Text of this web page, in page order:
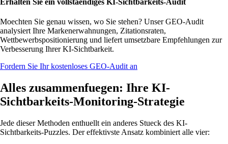
Moechten Sie genau wissen, wo Sie stehen? Unser GEO-Audit
analysiert Ihre Markenerwahnungen, Zitationsraten,
Wettbewerbspositionierung und liefert umsetzbare Empfehlungen zur
Verbesserung Ihrer KI-Sichtbarkeit.
Fordern Sie Ihr kostenloses GEO-Audit an
Alles zusammenfuegen: Ihre KI-
Sichtbarkeits-Monitoring-Strategie
Jede dieser Methoden enthuellt ein anderes Stueck des KI-
Sichtbarkeits-Puzzles. Der effektivste Ansatz kombiniert alle vier: